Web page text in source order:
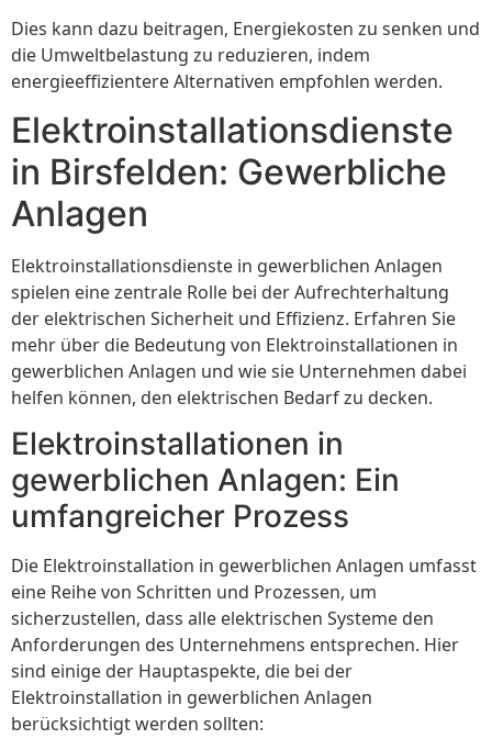
Dies kann dazu beitragen, Energiekosten zu senken und
die Umweltbelastung zu reduzieren, indem
energieeffizientere Alternativen empfohlen werden.
Elektroinstallationsdienste
in Birsfelden: Gewerbliche
Anlagen
Elektroinstallationsdienste in gewerblichen Anlagen
spielen eine zentrale Rolle bei der Aufrechterhaltung
der elektrischen Sicherheit und Effizienz. Erfahren Sie
mehr über die Bedeutung von Elektroinstallationen in
gewerblichen Anlagen und wie sie Unternehmen dabei
helfen können, den elektrischen Bedarf zu decken.
Elektroinstallationen in
gewerblichen Anlagen: Ein
umfangreicher Prozess
Die Elektroinstallation in gewerblichen Anlagen umfasst
eine Reihe von Schritten und Prozessen, um
sicherzustellen, dass alle elektrischen Systeme den
Anforderungen des Unternehmens entsprechen. Hier
sind einige der Hauptaspekte, die bei der
Elektroinstallation in gewerblichen Anlagen
berücksichtigt werden sollten: